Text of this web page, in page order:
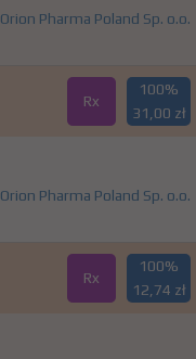
Orion Pharma Poland Sp. o.o.
Rx
100%
31,00 zł
Orion Pharma Poland Sp. o.o.
Rx
100%
12,74 zł